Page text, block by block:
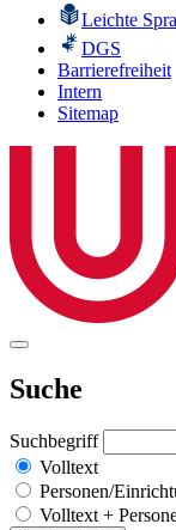
Leichte
DGS
Barrierefreiheit
Intern
Sitemap
Suche
Suchbegriff
Volltext
Personen/
Volltext +